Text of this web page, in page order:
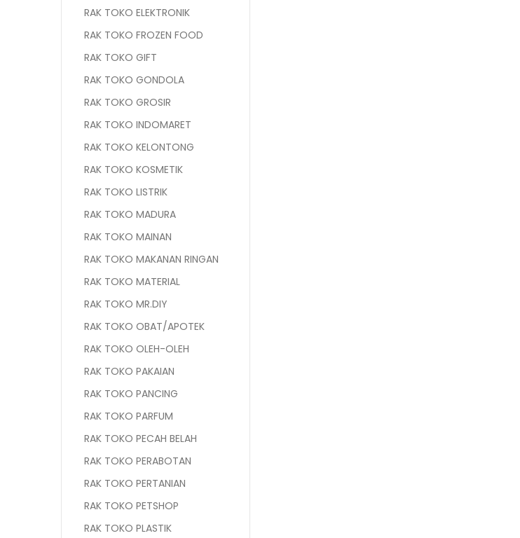
RAK TOKO ELEKTRONIK
RAK TOKO FROZEN FOOD
RAK TOKO GIFT
RAK TOKO GONDOLA
RAK TOKO GROSIR
RAK TOKO INDOMARET
RAK TOKO KELONTONG
RAK TOKO KOSMETIK
RAK TOKO LISTRIK
RAK TOKO MADURA
RAK TOKO MAINAN
RAK TOKO MAKANAN RINGAN
RAK TOKO MATERIAL
RAK TOKO MR.DIY
RAK TOKO OBAT/APOTEK
RAK TOKO OLEH-OLEH
RAK TOKO PAKAIAN
RAK TOKO PANCING
RAK TOKO PARFUM
RAK TOKO PECAH BELAH
RAK TOKO PERABOTAN
RAK TOKO PERTANIAN
RAK TOKO PETSHOP
RAK TOKO PLASTIK